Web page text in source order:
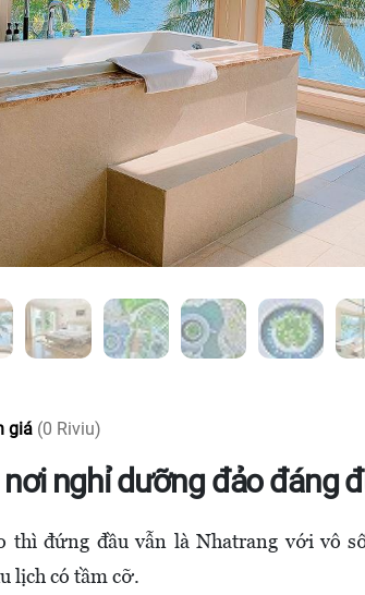
giá (0 Riviu)
nơi nghỉ dưỡng đảo đáng
thì đứng đầu vẫn là Nhatrang với vô
lịch có tầm cỡ.